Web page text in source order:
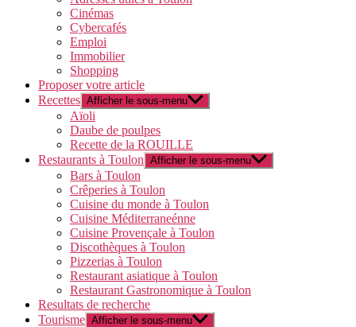
Cinémas
Cybercafés
Emploi
Immobilier
Shopping
Proposer votre article
Recettes Afficher le sous-menu
Aïoli
Daube de poulpes
Recette de la ROUILLE
Restaurants à Toulon Afficher le sous-menu
Bars à Toulon
Crêperies à Toulon
Cuisine du monde à Toulon
Cuisine Méditerraneénne
Cuisine Provençale à Toulon
Discothèques à Toulon
Pizzerias à Toulon
Restaurant asiatique à Toulon
Restaurant Gastronomique à Toulon
Resultats de recherche
Tourisme Afficher le sous-menu